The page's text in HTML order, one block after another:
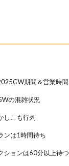
期間＆営業時間
の混雑状況
しこも行列
ンは1時間待ち
ションは60分以上待つ